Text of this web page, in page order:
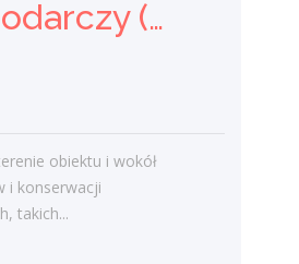
zatrudnienia
Pracownik gospodarczy (k/m)
obiektu i wokół
i konserwacji
takich...